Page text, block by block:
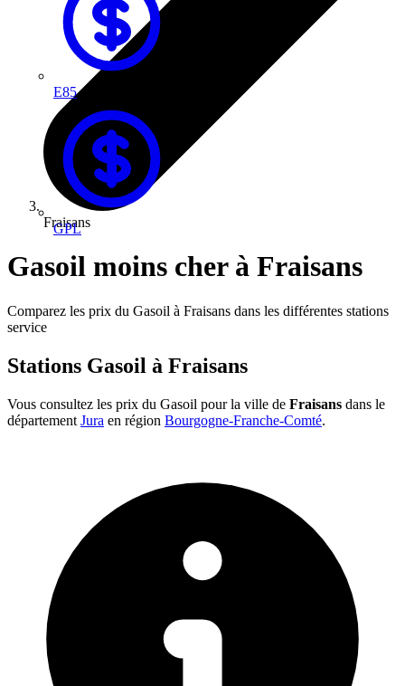
E85
GPL
Fraisans
Gasoil moins cher à Fraisans
Comparez les prix du Gasoil à Fraisans dans les différentes stations
service
Stations Gasoil à Fraisans
Vous consultez les prix du Gasoil pour la ville de Fraisans dans le
département Jura en région Bourgogne-Franche-Comté.